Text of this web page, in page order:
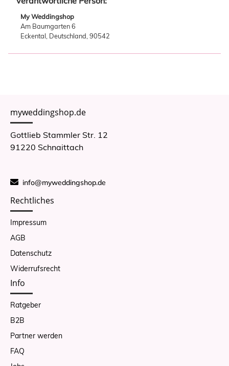
My Weddingshop
Am Baumgarten 6
Eckental, Deutschland, 90542
myweddingshop.de
Gottlieb Stammler Str. 12
91220 Schnaittach
info@myweddingshop.de
Rechtliches
Impressum
AGB
Datenschutz
Widerrufsrecht
Info
Ratgeber
B2B
Partner werden
FAQ